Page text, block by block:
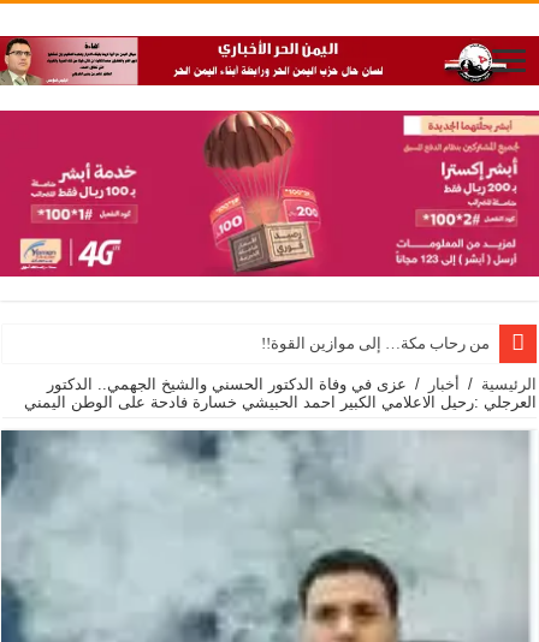
من رحاب مكة… إلى موازين القوة!!
الرئيسية / أخبار / عزى في وفاة الدكتور الحسني والشيخ الجهمي.. الدكتور
العرجلي :رحيل الاعلامي الكبير احمد الحبيشي خسارة فادحة على الوطن اليمني